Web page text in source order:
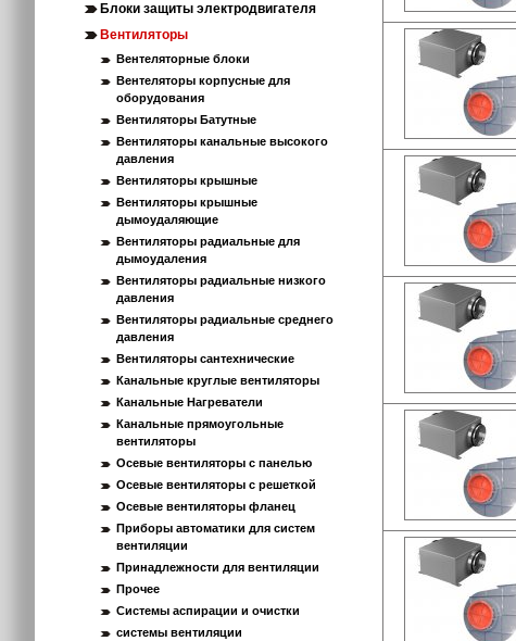
Блоки защиты электродвигателя
Вентиляторы
Вентеляторные блоки
Вентеляторы корпусные для
оборудования
Вентиляторы Батутные
Вентиляторы канальные высокого
давления
Вентиляторы крышные
Вентиляторы крышные
дымоудаляющие
Вентиляторы радиальные для
дымоудаления
Вентиляторы радиальные низкого
давления
Вентиляторы радиальные среднего
давления
Вентиляторы сантехнические
Канальные круглые вентиляторы
Канальные Нагреватели
Канальные прямоугольные
вентиляторы
Осевые вентиляторы с панелью
Осевые вентиляторы с решеткой
Осевые вентиляторы фланец
Приборы автоматики для систем
вентиляции
Принадлежности для вентиляции
Прочее
Системы аспирации и очистки
системы вентиляции